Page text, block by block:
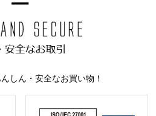
しん・安全なお買い物！